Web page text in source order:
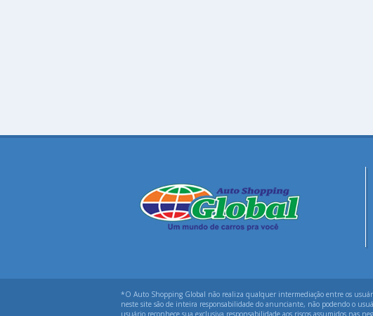
*O Auto Shopping Global não realiza qualquer intermediação entre os
neste site são de inteira responsabilidade do anunciante, não podendo o
usuário reconhece sua exclusiva responsabilidade aos riscos assumidos nas